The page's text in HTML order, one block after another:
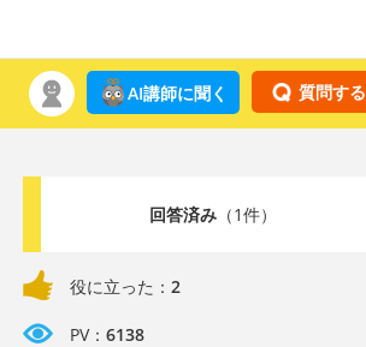
質問する
AI講師に聞く
回答済み（1件）
役に立った： 2
PV： 6138